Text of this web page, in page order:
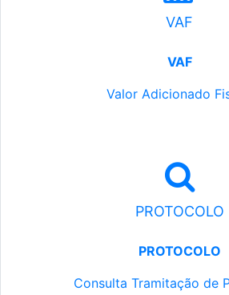
VAF
VAF
Valor Adicionado
PROTOCOLO
PROTOCOLO
Consulta Tramitação de